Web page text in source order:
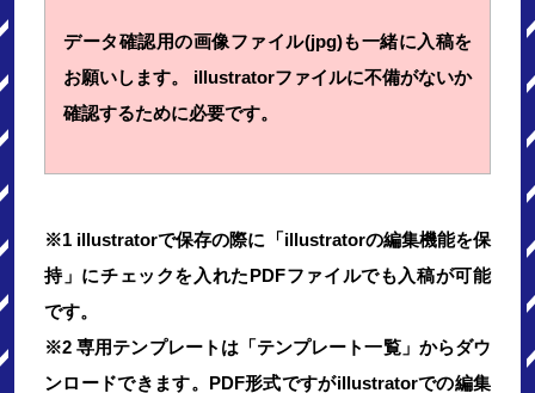
データ確認用の画像ファイル(jpg)も一緒に入稿を
お願いします。 illustratorファイルに不備がないか
確認するために必要です。
※1 illustratorで保存の際に「illustratorの編集機能を保
持」にチェックを入れたPDFファイルでも入稿が可能
です。
※2 専用テンプレートは「テンプレート一覧」からダウ
ンロードできます。PDF形式ですがillustratorでの編集